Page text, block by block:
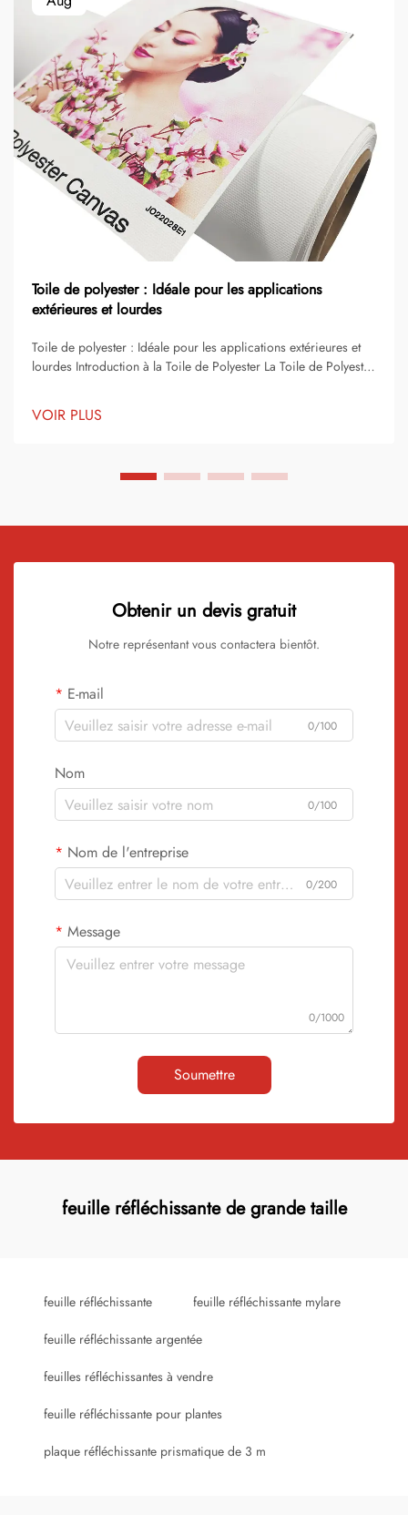
Toile de polyester : Idéale pour les applications
extérieures et lourdes
Toile de polyester : Idéale pour les applications extérieures et
lourdes Introduction à la Toile de Polyester La Toile de Polyester
disponibles, autant pour les usages grand public qu'industriels.
Elle est devenue un matériau de choix...
VOIR PLUS
Obtenir un devis gratuit
Notre représentant vous contactera bientôt.
E-mail
0/100
Nom
0/100
Nom de l'entreprise
0/200
Message
0/1000
Soumettre
feuille réfléchissante de grande taille
feuille réfléchissante feuille réfléchissante mylare
feuille réfléchissante argentée
feuilles réfléchissantes à vendre
feuille réfléchissante pour plantes
plaque réfléchissante prismatique de 3 m